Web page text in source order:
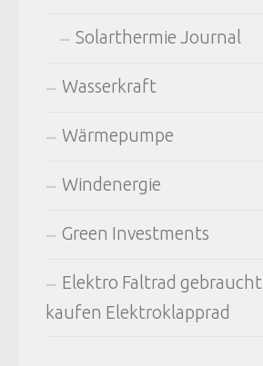
Solarthermie Journal
Wasserkraft
Wärmepumpe
Windenergie
Green Investments
Elektro Faltrad gebraucht
kaufen Elektroklapprad